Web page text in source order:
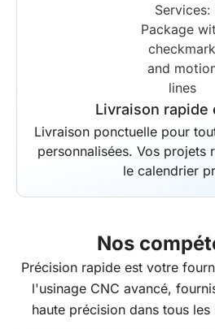
Livraison rapide
Livraison ponctuelle pour
personnalisées. Vos projets
le calendrier
Nos
Précision rapide est votre
l'usinage CNC avancé,
haute précision dans tous